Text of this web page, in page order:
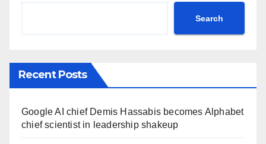
Search
Recent Posts
Google AI chief Demis Hassabis becomes Alphabet
chief scientist in leadership shakeup